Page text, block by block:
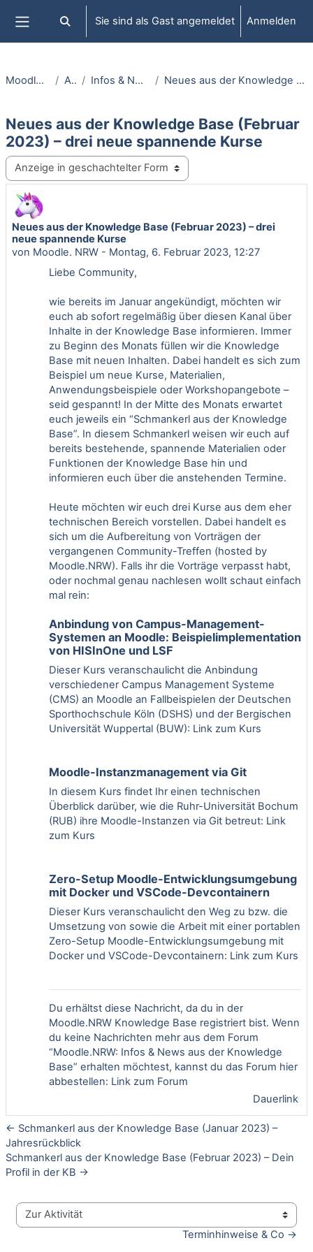
Website-Übersicht
Sucheingabe umschalten
Sie sind als Gast angemeldet Anmelden
Moodle.NRW informiert Aktuelles Infos & News von MoodleNRW.de Neues aus der Knowledge Base (Februar 2023) – drei neue spannende Kurse
Neues aus der Knowledge Base (Februar
2023) – drei neue spannende Kurse
Anzeigemodus
Neues aus der Knowledge Base (Februar 2023) – drei
neue spannende Kurse
von Moodle. NRW - Montag, 6. Februar 2023, 12:27
Anzahl Antworten: 0
Liebe Community,
wie bereits im Januar angekündigt, möchten wir
euch ab sofort regelmäßig über diesen Kanal über
Inhalte in der Knowledge Base informieren. Immer
zu Beginn des Monats füllen wir die Knowledge
Base mit neuen Inhalten. Dabei handelt es sich zum
Beispiel um neue Kurse, Materialien,
Anwendungsbeispiele oder Workshopangebote –
seid gespannt! In der Mitte des Monats erwartet
euch jeweils ein “Schmankerl aus der Knowledge
Base”. In diesem Schmankerl weisen wir euch auf
bereits bestehende, spannende Materialien oder
Funktionen der Knowledge Base hin und
informieren euch über die anstehenden Termine.
Heute möchten wir euch drei Kurse aus dem eher
technischen Bereich vorstellen. Dabei handelt es
sich um die Aufbereitung von Vorträgen der
vergangenen Community-Treffen (hosted by
Moodle.NRW). Falls ihr die Vorträge verpasst habt,
oder nochmal genau nachlesen wollt schaut einfach
mal rein:
Anbindung von Campus-Management-
Systemen an Moodle: Beispielimplementation
von HISInOne und LSF
Dieser Kurs veranschaulicht die Anbindung
verschiedener Campus Management Systeme
(CMS) an Moodle an Fallbeispielen der Deutschen
Sporthochschule Köln (DSHS) und der Bergischen
Universität Wuppertal (BUW): Link zum Kurs
Moodle-Instanzmanagement via Git
In diesem Kurs findet Ihr einen technischen
Überblick darüber, wie die Ruhr-Universität Bochum
(RUB) ihre Moodle-Instanzen via Git betreut: Link
zum Kurs
Zero-Setup Moodle-Entwicklungsumgebung
mit Docker und VSCode-Devcontainern
Dieser Kurs veranschaulicht den Weg zu bzw. die
Umsetzung von sowie die Arbeit mit einer portablen
Zero-Setup Moodle-Entwicklungsumgebung mit
Docker und VSCode-Devcontainern: Link zum Kurs
Du erhältst diese Nachricht, da du in der
Moodle.NRW Knowledge Base registriert bist. Wenn
du keine Nachrichten mehr aus dem Forum
“Moodle.NRW: Infos & News aus der Knowledge
Base” erhalten möchtest, kannst du das Forum hier
abbestellen: Link zum Forum
Dauerlink
← Schmankerl aus der Knowledge Base (Januar 2023) –
Jahresrückblick
Schmankerl aus der Knowledge Base (Februar 2023) – Dein
Profil in der KB →
Zur Aktivität
Terminhinweise & Co →